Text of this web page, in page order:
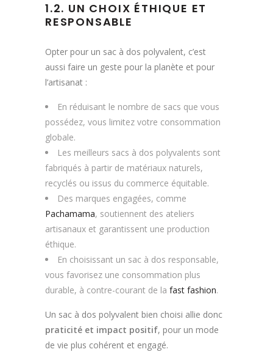
1.2. UN CHOIX ÉTHIQUE ET
RESPONSABLE
Opter pour un sac à dos polyvalent, c’est
aussi faire un geste pour la planète et pour
l’artisanat :
En réduisant le nombre de sacs que vous
possédez, vous limitez votre consommation
globale.
Les meilleurs sacs à dos polyvalents sont
fabriqués à partir de matériaux naturels,
recyclés ou issus du commerce équitable.
Des marques engagées, comme
Pachamama, soutiennent des ateliers
artisanaux et garantissent une production
éthique.
En choisissant un sac à dos responsable,
vous favorisez une consommation plus
durable, à contre-courant de la fast fashion.
Un sac à dos polyvalent bien choisi allie donc
praticité et impact positif, pour un mode
de vie plus cohérent et engagé.